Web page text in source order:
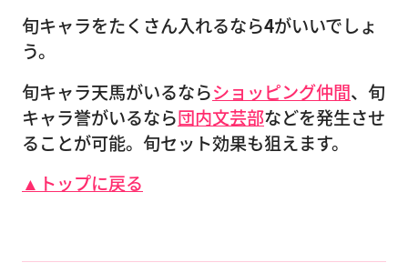
旬キャラをたくさん入れるなら4がいいでしょ
う。
旬キャラ天馬がいるならショッピング仲間、旬
キャラ誉がいるなら団内文芸部などを発生させ
ることが可能。旬セット効果も狙えます。
▲トップに戻る